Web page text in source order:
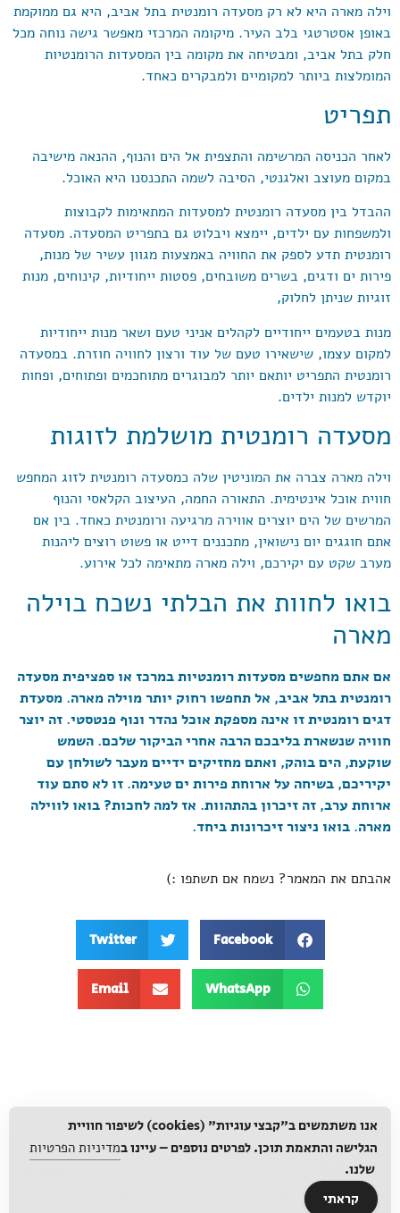
וילה מארה היא לא רק מסעדה רומנטית בתל אביב, היא גם ממוקמת
באופן אסטרטגי בלב העיר. מיקומה המרכזי מאפשר גישה נוחה מכל
חלק בתל אביב, ומבטיחה את מקומה בין המסעדות הרומנטיות
המומלצות ביותר למקומיים ולמבקרים כאחד.
תפריט
לאחר הכניסה המרשימה והתצפית אל הים והנוף, ההנאה מישיבה
במקום מעוצב ואלגנטי, הסיבה לשמה התכנסנו היא האוכל.
ההבדל בין מסעדה רומנטית למסעדות המתאימות לקבוצות
ולמשפחות עם ילדים, יימצא ויבלוט גם בתפריט המסעדה. מסעדה
רומנטית תדע לספק את החוויה באמצעות מגוון עשיר של מנות,
פירות ים ודגים, בשרים משובחים, פסטות ייחודיות, קינוחים, מנות
זוגיות שניתן לחלוק,
מנות בטעמים ייחודיים לקהלים אניני טעם ושאר מנות ייחודיות
למקום עצמו, שישאירו טעם של עוד ורצון לחוויה חוזרת. במסעדה
רומנטית התפריט יותאם יותר למבוגרים מתוחכמים ופתוחים, ופחות
יוקדש למנות ילדים.
מסעדה רומנטית מושלמת לזוגות
וילה מארה צברה את המוניטין שלה כמסעדה רומנטית לזוג המחפש
חווית אוכל אינטימית. התאורה החמה, העיצוב הקלאסי והנוף
המרשים של הים יוצרים אווירה מרגיעה ורומנטית כאחד. בין אם
אתם חוגגים יום נישואין, מתכננים דייט או פשוט רוצים ליהנות
מערב שקט עם יקירכם, וילה מארה מתאימה לכל אירוע.
בואו לחוות את הבלתי נשכח בוילה
מארה
אם אתם מחפשים מסעדות רומנטיות במרכז או ספציפית מסעדה
רומנטית בתל אביב, אל תחפשו רחוק יותר מוילה מארה. מסעדת
דגים רומנטית זו אינה מספקת אוכל נהדר ונוף פנטסטי. זה יוצר
חוויה שנשארת בליבכם הרבה אחרי הביקור שלכם. השמש
שוקעת, הים בוהק, ואתם מחזיקים ידיים מעבר לשולחן עם
יקיריכם, בשיחה על ארוחת פירות ים טעימה. זו לא סתם עוד
ארוחת ערב, זה זיכרון בהתהוות. אז למה לחכות? בואו לווילה
מארה. בואו ניצור זיכרונות ביחד.
אהבתם את המאמר? נשמח אם תשתפו :)
Facebook
Twitter
WhatsApp
Email
הקודם
ארוחת צהריים בתל אביב
הבא
אנו משתמשים ב"קבצי עוגיות" (cookies) לשיפור חוויית
הגלישה והתאמת תוכן. לפרטים נוספים – עיינו במדיניות הפרטיות
שלנו.
קראתי